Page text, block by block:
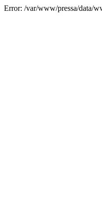
Error: /var/www/pressa/data/